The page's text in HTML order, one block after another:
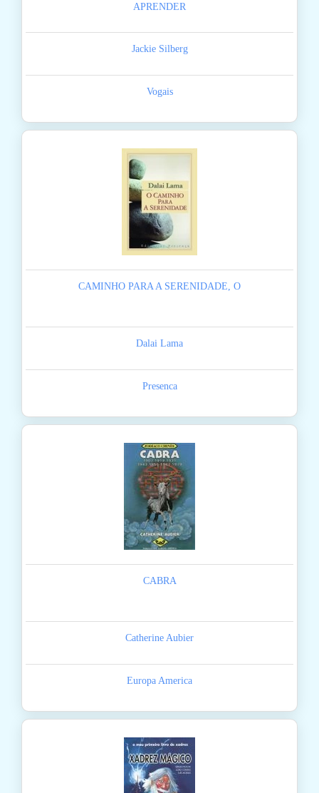
APRENDER
Jackie Silberg
Vogais
CAMINHO PARA A SERENIDADE, O
Dalai Lama
Presenca
CABRA
Catherine Aubier
Europa America